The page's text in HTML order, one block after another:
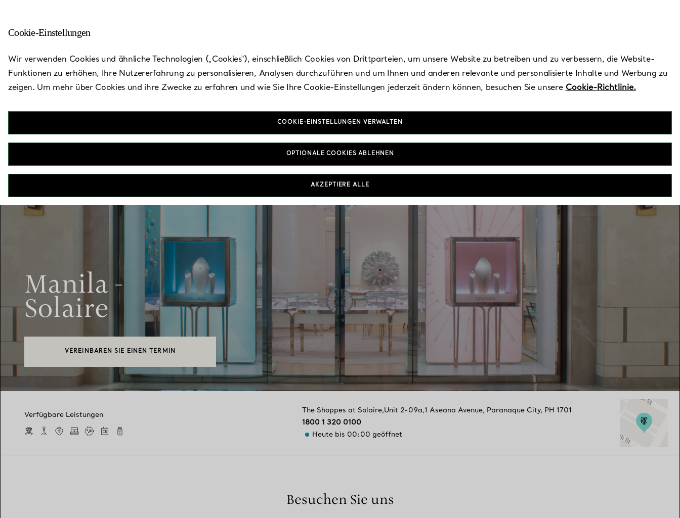
Zurück zu „Store finden“
Manila -
Solaire
VEREINBAREN SIE EINEN TERMIN
Verfügbare Leistungen
The Shoppes at Solaire,Unit 2-09a,1 Aseana Avenue, Paranaque City, PH 1701
1800 1 320 0100
Heute bis 00:00 geöffnet
Besuchen Sie uns
Cookie-Einstellungen
Wir verwenden Cookies und ähnliche Technologien („Cookies“), einschließlich Cookies von Drittparteien, um unsere Website zu betreiben und zu verbessern, die Website-
Funktionen zu erhöhen, Ihre Nutzererfahrung zu personalisieren, Analysen durchzuführen und um Ihnen und anderen relevante und personalisierte Inhalte und Werbung zu
zeigen. Um mehr über Cookies und ihre Zwecke zu erfahren und wie Sie Ihre Cookie-Einstellungen jederzeit ändern können, besuchen Sie unsere Cookie-Richtlinie.
COOKIE-EINSTELLUNGEN VERWALTEN
OPTIONALE COOKIES ABLEHNEN
AKZEPTIERE ALLE